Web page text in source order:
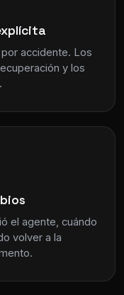
accidente. Los
y los
el agente, cuándo
volver a la